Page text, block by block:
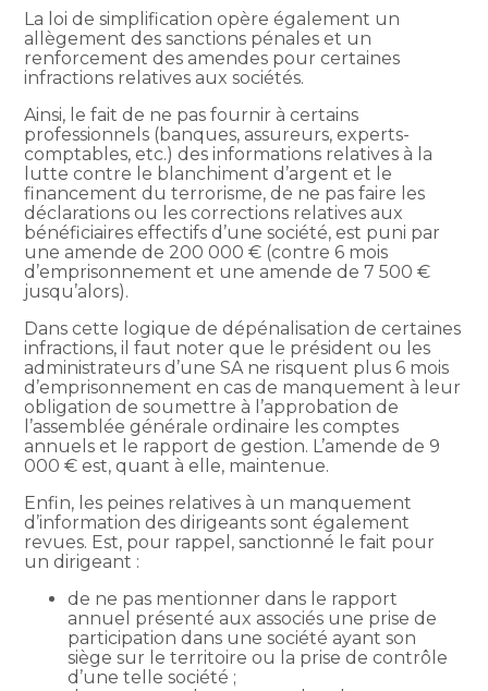
La loi de simplification opère également un
allègement des sanctions pénales et un
renforcement des amendes pour certaines
infractions relatives aux sociétés.
Ainsi, le fait de ne pas fournir à certains
professionnels (banques, assureurs, experts-
comptables, etc.) des informations relatives à la
lutte contre le blanchiment d’argent et le
financement du terrorisme, de ne pas faire les
déclarations ou les corrections relatives aux
bénéficiaires effectifs d’une société, est puni par
une amende de 200 000 € (contre 6 mois
d’emprisonnement et une amende de 7 500 €
jusqu’alors).
Dans cette logique de dépénalisation de certaines
infractions, il faut noter que le président ou les
administrateurs d’une SA ne risquent plus 6 mois
d’emprisonnement en cas de manquement à leur
obligation de soumettre à l’approbation de
l’assemblée générale ordinaire les comptes
annuels et le rapport de gestion. L’amende de 9
000 € est, quant à elle, maintenue.
Enfin, les peines relatives à un manquement
d’information des dirigeants sont également
revues. Est, pour rappel, sanctionné le fait pour
un dirigeant :
de ne pas mentionner dans le rapport
annuel présenté aux associés une prise de
participation dans une société ayant son
siège sur le territoire ou la prise de contrôle
d’une telle société ;